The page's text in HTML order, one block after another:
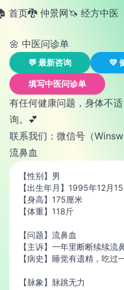
首页🐉 仲景网🦄️ 经方中医
🌼 中医问诊单
💬 最新咨询 💛
填写中医问诊单
有任何健康问题，身体不
询。💕
联系我们：微信号（
流鼻血
【性别】男
【出生年月】1995年12月
【身高】175厘米
【体重】118斤
【问题】流鼻血
【主诉】一年里断断续续流
【病史】睡觉有遗精，吃过
【脉象】脉跳无力